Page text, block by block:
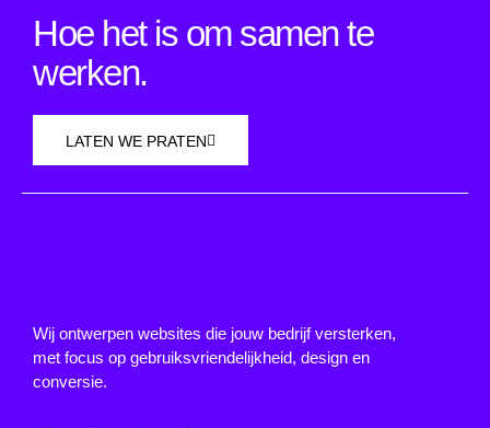
Hoe het is om samen te
werken.
LATEN WE PRATEN
Wij ontwerpen websites die jouw bedrijf versterken,
met focus op gebruiksvriendelijkheid, design en
conversie.